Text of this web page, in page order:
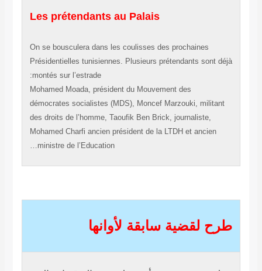
Les prétendants au Palais
On se bousculera dans les coulisses des prochaines
Présidentielles tunisiennes. Plusieurs prétendants
montés sur l’estrade:
Mohamed Moada, président du Mouvement des
démocrates socialistes (MDS), Moncef Marzouki,
des droits de l’homme, Taoufik Ben Brick, journaliste,
Mohamed Charfi ancien président de la LTDH et
ministre de l’Education…
لقضية سابقة لأوانها